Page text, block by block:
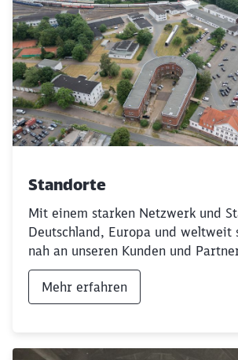
Standorte
Mit einem starken Netzwerk und
Deutschland, Europa und weltweit
nah an unseren Kunden und
Mehr erfahren